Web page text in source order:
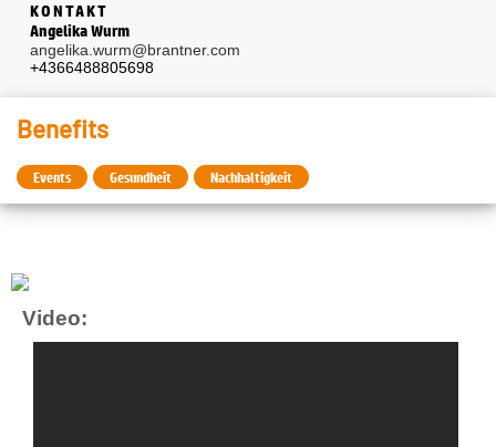
KONTAKT
Angelika Wurm
angelika.wurm@brantner.com
+4366488805698
Benefits
Events Gesundheit Nachhaltigkeit
Video: